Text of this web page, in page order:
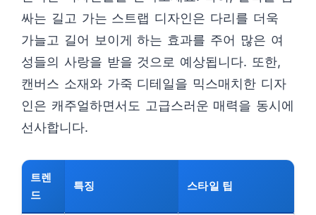
싸는 길고 가는 스트랩 디자인은 다리를 더욱
가늘고 길어 보이게 하는 효과를 주어 많은 여
성들의 사랑을 받을 것으로 예상됩니다. 또한,
캔버스 소재와 가죽 디테일을 믹스매치한 디자
인은 캐주얼하면서도 고급스러운 매력을 동시에
선사합니다.
트렌
드
특징 스타일 팁